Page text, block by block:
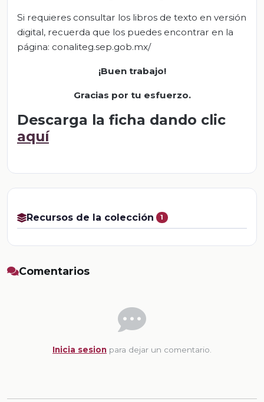
Si requieres consultar los libros de texto en versión
digital, recuerda que los puedes encontrar en la
página: conaliteg.sep.gob.mx/
¡Buen trabajo!
Gracias por tu esfuerzo.
Descarga la ficha dando clic
aquí
Recursos de la colección 1
Comentarios
Inicia sesion para dejar un comentario.